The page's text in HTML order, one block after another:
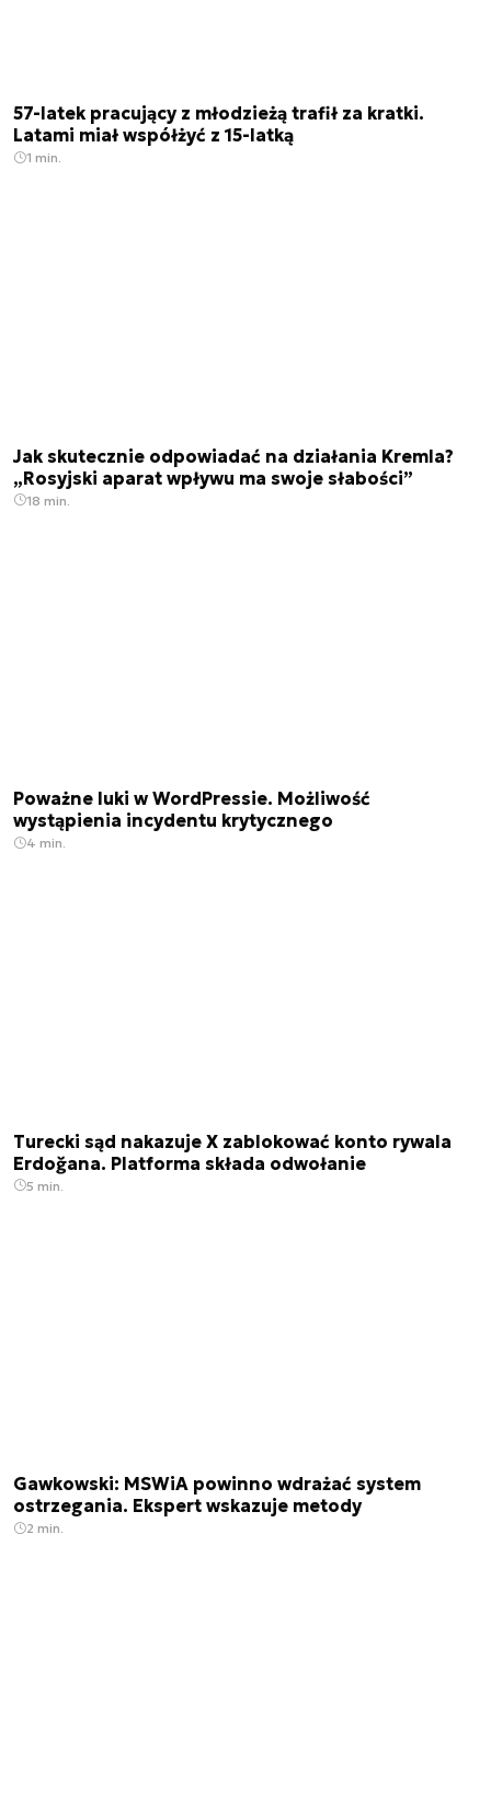
57-latek pracujący z młodzieżą trafił za kratki.
Latami miał współżyć z 15-latką
1 min.
Jak skutecznie odpowiadać na działania Kremla?
„Rosyjski aparat wpływu ma swoje słabości”
18 min.
Poważne luki w WordPressie. Możliwość
wystąpienia incydentu krytycznego
4 min.
Turecki sąd nakazuje X zablokować konto rywala
Erdoğana. Platforma składa odwołanie
5 min.
Gawkowski: MSWiA powinno wdrażać system
ostrzegania. Ekspert wskazuje metody
2 min.